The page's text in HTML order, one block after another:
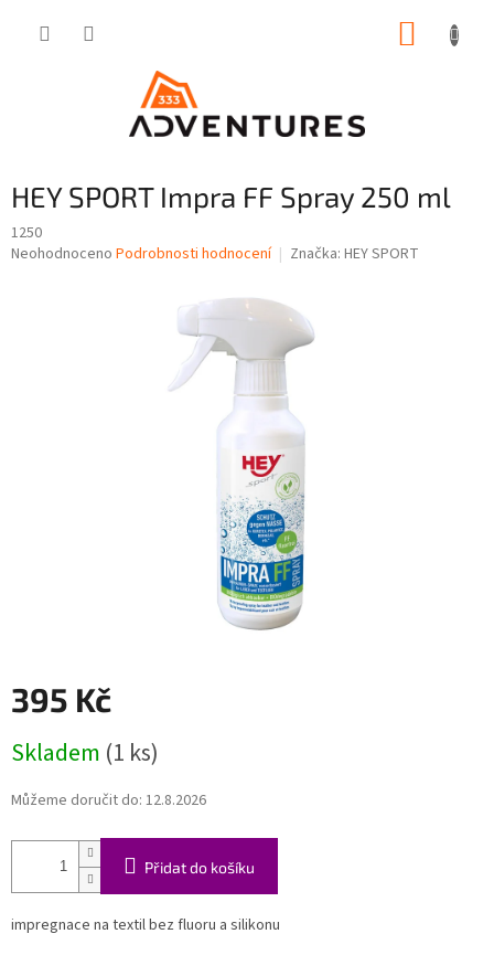
HEY SPORT Impra FF Spray 250 ml
1250
Průměrné
Neohodnoceno Podrobnosti hodnocení Značka: HEY SPORT
395 Kč
cena:
Skladem (1 ks)
Můžeme doručit do: 12.8.2026
Přidat do košíku
impregnace na textil bez fluoru a silikonu